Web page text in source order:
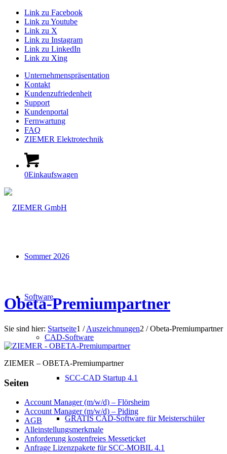
Link zu Facebook
Link zu Youtube
Link zu X
Link zu Instagram
Link zu LinkedIn
Link zu Xing
Unternehmenspräsentation
Kontakt
Kundenzufriedenheit
Support
Kundenportal
Fernwartung
FAQ
ZIEMER Elektrotechnik
0Einkaufswagen
Sommer 2026
Software
CAD-Software
SCC-CAD Startup 4.1
GRATIS CAD-Software für Meisterschüler
Obeta-Premiumpartner
Sie sind hier: Startseite1 / Auszeichnungen2 / Obeta-Premiumpartner
ZIEMER – OBETA-Premiumpartner
Seiten
Account Manager (m/w/d) – Flörsheim
Account Manager (m/w/d) – Piding
AGB
Alleinstellungsmerkmale
Anforderung kostenfreies Messeticket
Anfrage Lizenzpakete für SCC-MOBIL 4.1